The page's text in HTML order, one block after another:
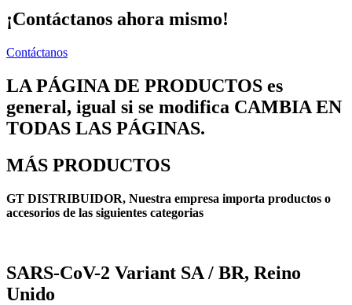
¡Contáctanos ahora mismo!
Contáctanos
LA PÁGINA DE PRODUCTOS es
general, igual si se modifica CAMBIA EN
TODAS LAS PÁGINAS.
MÁS PRODUCTOS
GT DISTRIBUIDOR, Nuestra empresa importa productos o
accesorios de las siguientes categorias
SARS-CoV-2 Variant SA / BR, Reino
Unido